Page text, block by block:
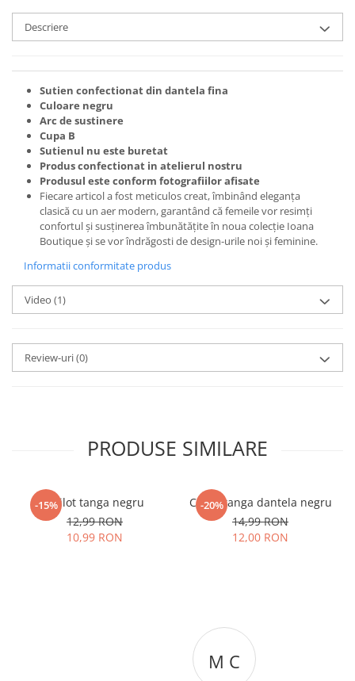
Descriere
Sutien confectionat din dantela fina
Culoare negru
Arc de sustinere
Cupa B
Sutienul nu este buretat
Produs confectionat in atelierul nostru
Produsul este conform fotografiilor afisate
Fiecare articol a fost meticulos creat, îmbinând eleganța
clasică cu un aer modern, garantând că femeile vor resimți
confortul și susținerea îmbunătățite în noua colecție Ioana
Boutique și se vor îndrăgosti de design-urile noi și feminine.
Informatii conformitate produs
Video (1)
Review-uri(0)
PRODUSE SIMILARE
-15%Chilot tanga negru
12,99 RON
10,99 RON
-20%
Chilot tanga dantela negru
14,99 RON
12,00 RON
M C